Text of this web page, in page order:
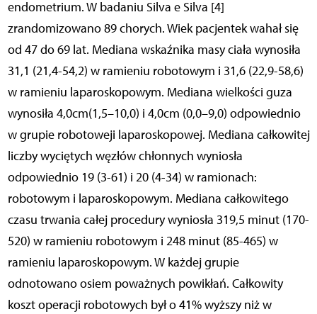
endometrium. W badaniu Silva e Silva [4]
zrandomizowano 89 chorych. Wiek pacjentek wahał się
od 47 do 69 lat. Mediana wskaźnika masy ciała wynosiła
31,1 (21,4-54,2) w ramieniu robotowym i 31,6 (22,9-58,6)
w ramieniu laparoskopowym. Mediana wielkości guza
wynosiła 4,0cm(1,5–10,0) i 4,0cm (0,0–9,0) odpowiednio
w grupie robotoweji laparoskopowej. Mediana całkowitej
liczby wyciętych węzłów chłonnych wyniosła
odpowiednio 19 (3-61) i 20 (4-34) w ramionach:
robotowym i laparoskopowym. Mediana całkowitego
czasu trwania całej procedury wyniosła 319,5 minut (170-
520) w ramieniu robotowym i 248 minut (85-465) w
ramieniu laparoskopowym. W każdej grupie
odnotowano osiem poważnych powikłań. Całkowity
koszt operacji robotowych był o 41% wyższy niż w